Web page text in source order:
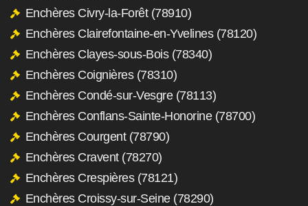
Enchères Civry-la-Forêt (78910)
Enchères Clairefontaine-en-Yvelines (78120)
Enchères Clayes-sous-Bois (78340)
Enchères Coignières (78310)
Enchères Condé-sur-Vesgre (78113)
Enchères Conflans-Sainte-Honorine (78700)
Enchères Courgent (78790)
Enchères Cravent (78270)
Enchères Crespières (78121)
Enchères Croissy-sur-Seine (78290)